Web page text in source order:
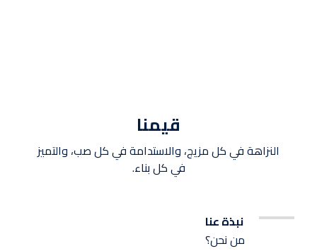
قيمنا
النزاهة في كل مزيج، والاستدامة في كل صب، والتميز
في كل بناء.
نبذة عنا
من نحن؟